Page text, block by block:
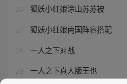
26 狐妖小红娘涂山苏苏被
27 狐妖小红娘南国阵容搭配
28 一人之下对战
29 一人之下真人版王也